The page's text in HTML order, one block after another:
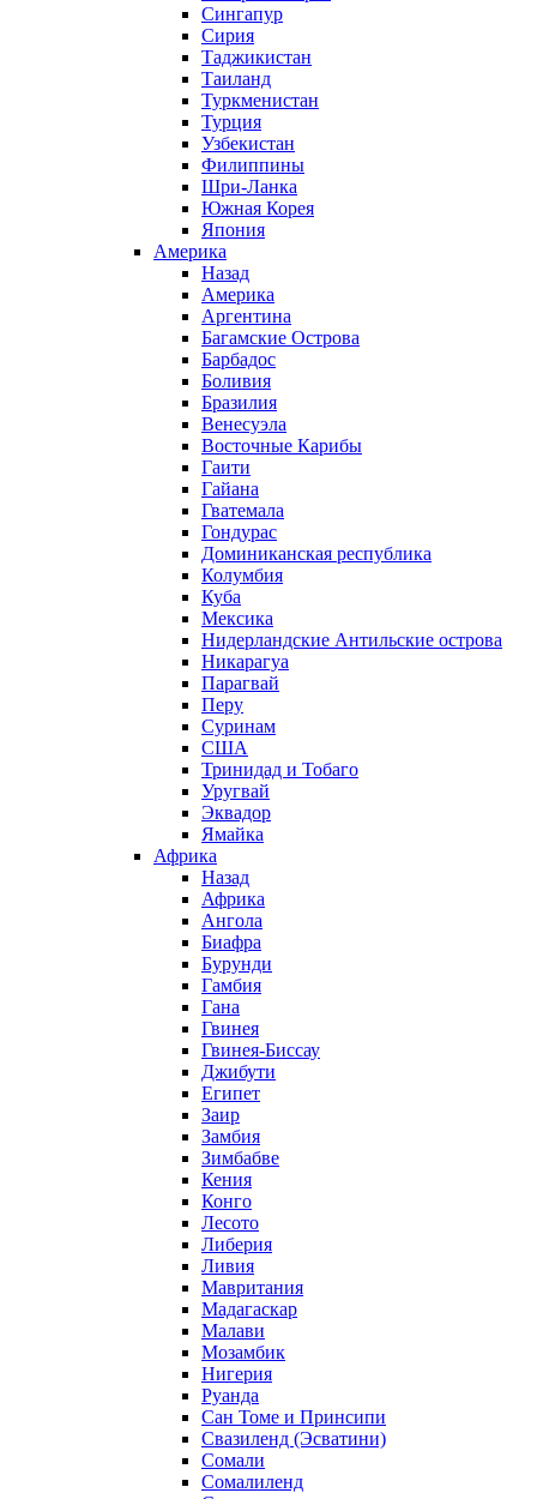
Сингапур
Сирия
Таджикистан
Таиланд
Туркменистан
Турция
Узбекистан
Филиппины
Шри-Ланка
Южная Корея
Япония
Америка
Назад
Америка
Аргентина
Багамские Острова
Барбадос
Боливия
Бразилия
Венесуэла
Восточные Карибы
Гаити
Гайана
Гватемала
Гондурас
Доминиканская республика
Колумбия
Куба
Мексика
Нидерландские Антильские острова
Никарагуа
Парагвай
Перу
Суринам
США
Тринидад и Тобаго
Уругвай
Эквадор
Ямайка
Африка
Назад
Африка
Ангола
Биафра
Бурунди
Гамбия
Гана
Гвинея
Гвинея-Биссау
Джибути
Египет
Заир
Замбия
Зимбабве
Кения
Конго
Лесото
Либерия
Ливия
Мавритания
Мадагаскар
Малави
Мозамбик
Нигерия
Руанда
Сан Томе и Принсипи
Свазиленд (Эсватини)
Сомали
Сомалиленд